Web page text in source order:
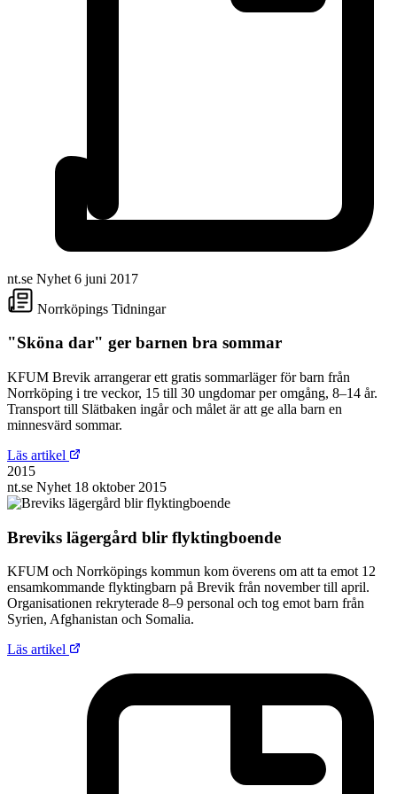
nt.se Nyhet 6 juni 2017
Norrköpings Tidningar
"Sköna dar" ger barnen bra sommar
KFUM Brevik arrangerar ett gratis sommarläger för barn från
Norrköping i tre veckor, 15 till 30 ungdomar per omgång, 8–14 år.
Transport till Slätbaken ingår och målet är att ge alla barn en
minnesvärd sommar.
Läs artikel
2015
nt.se Nyhet 18 oktober 2015
Breviks lägergård blir flyktingboende
KFUM och Norrköpings kommun kom överens om att ta emot 12
ensamkommande flyktingbarn på Brevik från november till april.
Organisationen rekryterade 8–9 personal och tog emot barn från
Syrien, Afghanistan och Somalia.
Läs artikel